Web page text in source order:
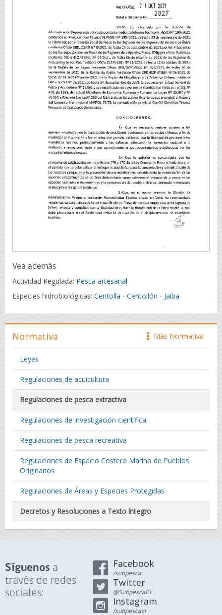
Vea además
Actividad Regulada: Pesca artesanal
Especies hidrobiológicas: Centolla - Centollón - Jaiba
icono
Más Normativa
Normativa
Leyes
Regulaciones de acuicultura
Regulaciones de pesca extractiva
Regulaciones de investigación científica
Regulaciones de pesca recreativa
Regulaciones de Espacio Costero Marino de Pueblos
Originarios
Regulaciones de Áreas y Especies Protegidas
Decretos y Resoluciones a Texto íntegro
Síguenos a
través de redes
sociales:
Facebook
/subpesca
Twitter
@SubpescaCL
Instagram
/subpescacl